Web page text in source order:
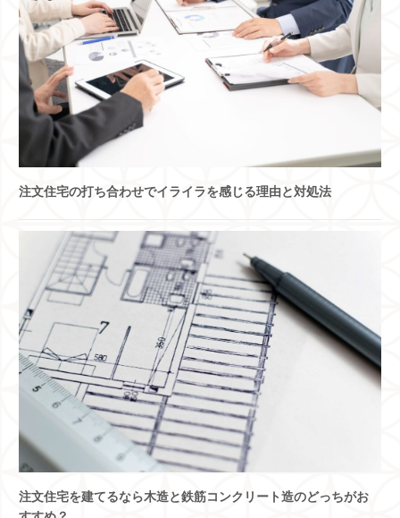
注文住宅の打ち合わせでイライラを感じる理由と対処法
注文住宅を建てるなら木造と鉄筋コンクリート造のどっちがお